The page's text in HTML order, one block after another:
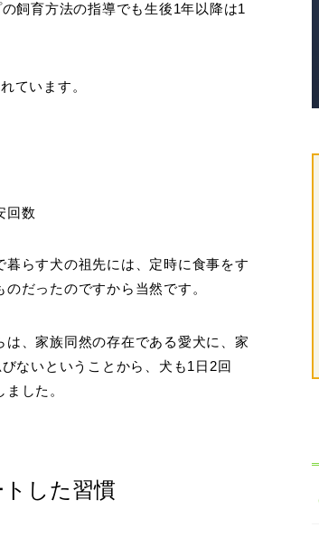
飼育方法の指導でも生後1年以降は1
ています。
回数
らす犬の祖先には、定時に食事をす
だったのですから当然です。
、家族同然の存在である愛犬に、家
ないということから、犬も1日2回
した。
した習慣